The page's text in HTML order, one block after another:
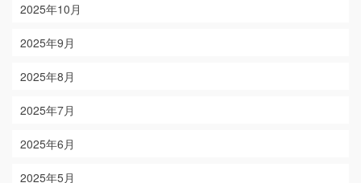
2025年10月
2025年9月
2025年8月
2025年7月
2025年6月
2025年5月